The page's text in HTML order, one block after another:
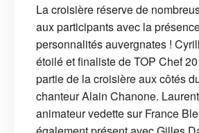
La croisière réserve de
aux participants avec la
personnalités auvergnates !
étoilé et finaliste de TOP Chef
partie de la croisière aux côtés
chanteur Alain Chanone.
animateur vedette sur France